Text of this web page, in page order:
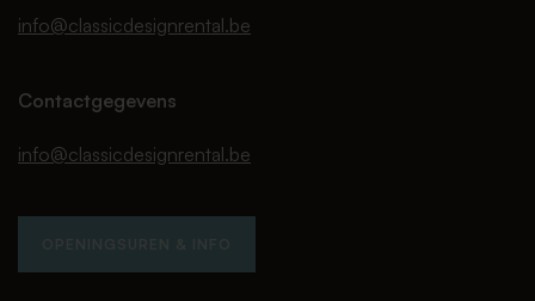
info@classicdesignrental.be
Contactgegevens
info@classicdesignrental.be
OPENINGSUREN & INFO